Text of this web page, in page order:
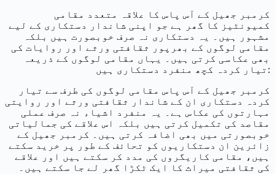
کرمبر جھیل کے آس پاس کا علاقہ متعدد مقامی
کمیونٹیز کا گھر ہے جو اپنی شاندار دستکاری کے لیے
مشہور ہیں۔ یہ دستکاری نہ صرف خوبصورت ہیں بلکہ
مقامی لوگوں کے بھرپور ثقافتی ورثے اور روایات کی
بھی عکاسی کرتی ہیں۔ یہاں مقامی لوگوں کے ذریعہ
تیار کردہ کچھ منفرد دستکاری ہیں:
کرمبر جھیل کے آس پاس مقامی لوگوں کی طرف سے تیار
کردہ دستکاری ان کے شاندار ثقافتی ورثے اور روایتی
مہارتوں کی عکاس ہے۔ یہ منفرد اشیاء نہ صرف عملی
مقاصد کی تکمیل کرتی ہیں بلکہ اس علاقے کی جمالیاتی
خوبصورتی میں بھی اضافہ کرتی ہیں۔ کرمبر جھیل کے
زائرین ان دستکاریوں کو تحائف کے طور پر خرید سکتے
ہیں، مقامی کاریگروں کی مدد کر سکتے ہیں اور علاقے
کی ثقافتی میراث کا ایک ٹکڑا گھر لے جا سکتے ہیں۔